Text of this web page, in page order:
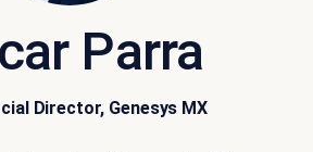
Parra
Director, Genesys MX